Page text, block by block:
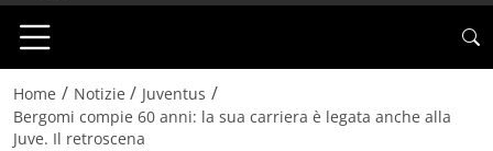
Home / Notizie / Juventus /
Bergomi compie 60 anni: la sua carriera è legata anche alla
Juve. Il retroscena